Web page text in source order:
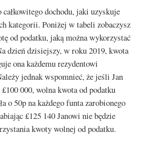
dochodu, jaki uzyskuje
kategorii. Poniżej w tabeli zobaczysz
od podatku, jaką można wykorzystać
dzień dzisiejszy, w roku 2019, kwota
ona każdemu rezydentowi
jednak wspomnieć, że jeśli Jan
000, wolna kwota od podatku
o 50p na każdego funta zarobionego
£125 140 Janowi nie będzie
kwoty wolnej od podatku.